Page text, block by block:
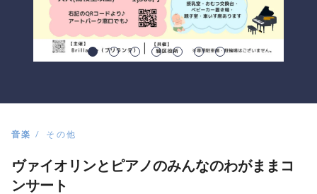
音楽 その他
ヴァイオリンとピアノのみんなのわがままコ
ンサート